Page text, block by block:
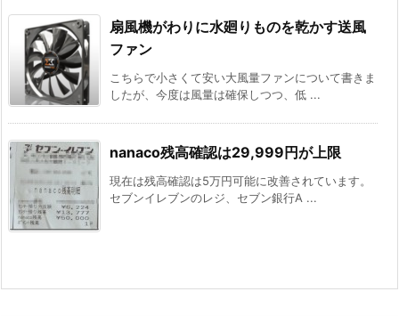
扇風機がわりに水廻りものを乾かす送風
ファン
こちらで小さくて安い大風量ファンについて書きま
したが、今度は風量は確保しつつ、低 ...
nanaco残高確認は29,999円が上限
現在は残高確認は5万円可能に改善されています。
セブンイレブンのレジ、セブン銀行A ...